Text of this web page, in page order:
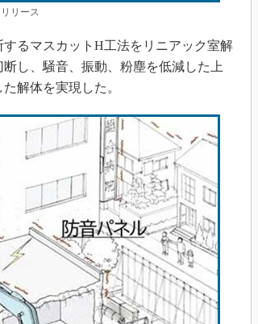
リース
るマスカットH工法をリニアック室解
し、騒音、振動、粉塵を低減した上
解体を実現した。